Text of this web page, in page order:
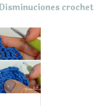
Disminuciones crochet